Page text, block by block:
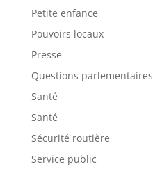
Petite enfance
Pouvoirs locaux
Presse
Questions parlementaires
Santé
Santé
Sécurité routière
Service public